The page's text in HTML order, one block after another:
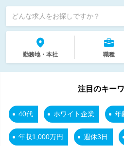
どんな求人をお探しですか？
勤務地・本社 職種
注目のキー
40代 ホワイト企業 年
年収1,000万円 週休3日